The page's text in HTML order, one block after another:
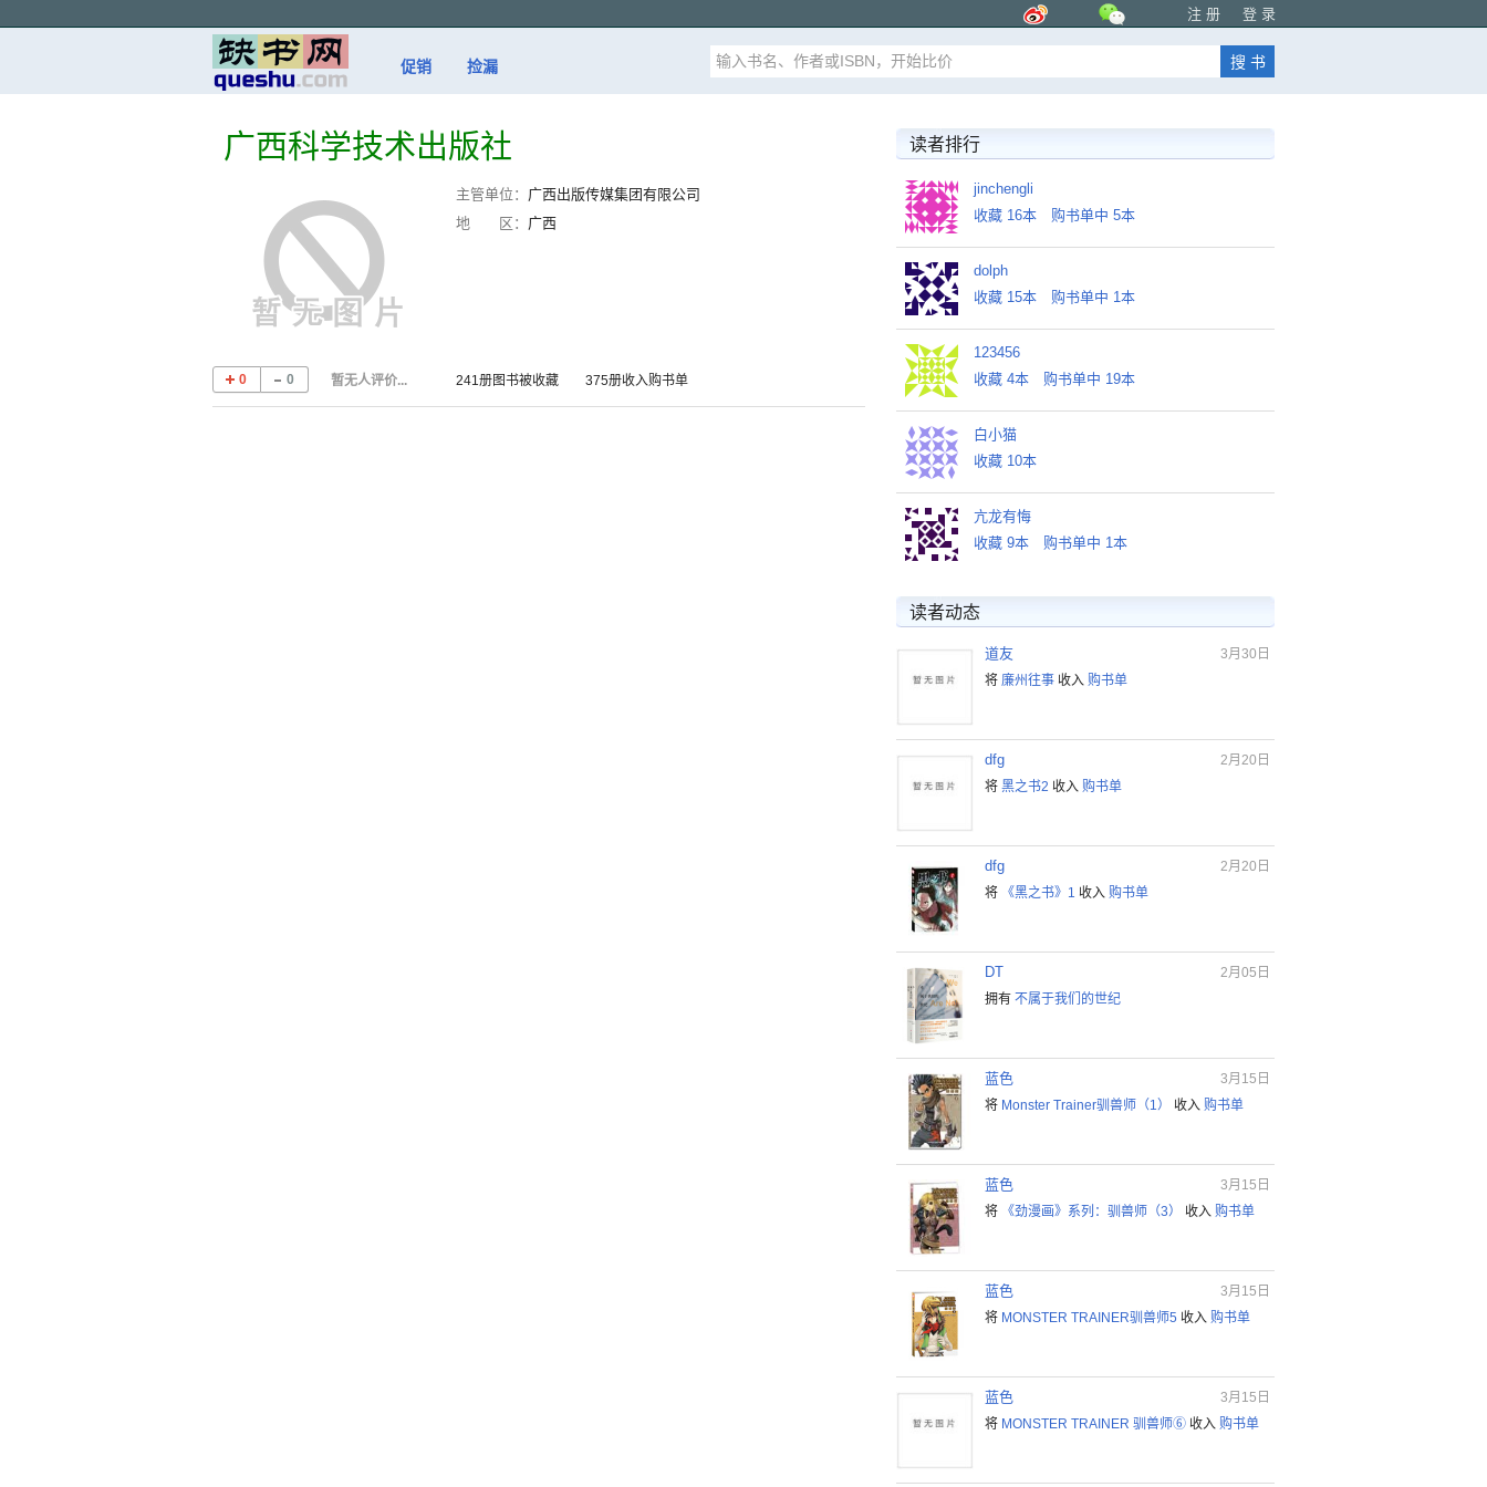
注 册 登 录
促销 捡漏
广西科学技术出版社
主管单位： 广西出版传媒集团有限公司
地 区： 广西
0 0 暂无人评价... 241册图书被收藏 375册收入购书单
读者排行
jinchengli
收藏 16本
购书单中 5本
dolph
收藏 15本
购书单中 1本
123456
收藏 4本
购书单中 19本
白小猫
收藏 10本
亢龙有悔
收藏 9本
购书单中 1本
读者动态
道友
3月30日
将 廉州往事 收入 购书单
dfg
2月20日
将 黑之书2 收入 购书单
dfg
2月20日
将
《黑之书》1 收入 购书单
DT
2月05日
拥有 不属于我们的世纪
蓝色
3月15日
将 Monster Trainer驯兽师（1） 收入 购书单
蓝色
3月15日
将
《劲漫画》系列：驯兽师（3） 收入 购书单
蓝色
3月15日
将 MONSTER TRAINER驯兽师5 收入 购书单
蓝色
3月15日
将 MONSTER TRAINER 驯兽师⑥ 收入 购书单